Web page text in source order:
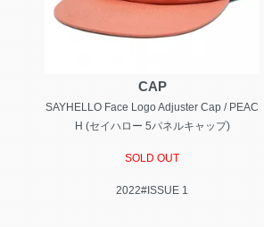
CAP
SAYHELLO Face Logo Adjuster Cap / PEAC
H (セイハロー 5パネルキャップ)
SOLD OUT
2022#ISSUE 1